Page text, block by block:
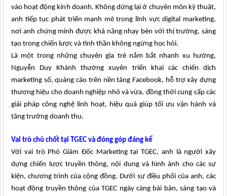
vào hoạt động kinh doanh. Không dừng lại ở chuyên môn kỹ thuật,
anh tiếp tục phát triển mạnh mẽ trong lĩnh vực digital marketing,
nơi anh chứng minh được khả năng nhạy bén với thị trường, sáng
tạo trong chiến lược và tinh thần không ngừng học hỏi.
Là một trong những chuyên gia trẻ nắm bắt nhanh xu hướng,
Nguyễn Duy Khánh thường xuyên triển khai các chiến dịch
marketing số, quảng cáo trên nền tảng Facebook, hỗ trợ xây dựng
thương hiệu cho doanh nghiệp nhỏ và vừa, đồng thời cung cấp các
giải pháp công nghệ linh hoạt, hiệu quả giúp tối ưu vận hành và
tăng trưởng doanh thu.
Vai trò chủ chốt tại TGEC và đóng góp đáng kể
Với vai trò Phó Giám Đốc Marketing tại TGEC, anh là người xây
dựng chiến lược truyền thông, nội dung và hình ảnh cho các sự
kiện, chương trình của cộng đồng. Dưới sự điều phối của anh, các
hoạt động truyền thông của TGEC ngày càng bài bản, sáng tạo và